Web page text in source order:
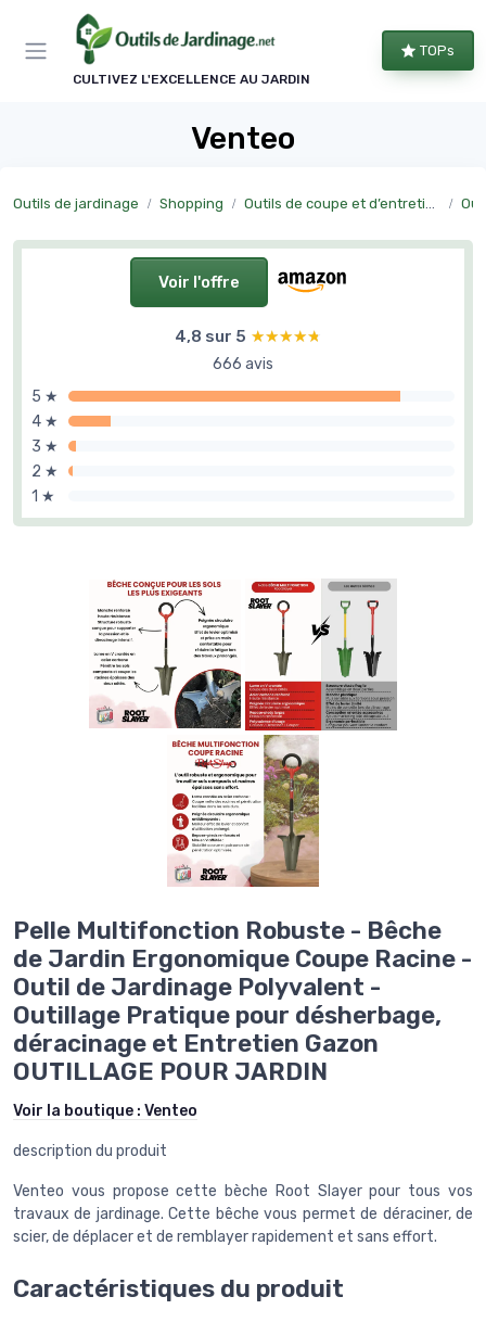
CULTIVEZ L'EXCELLENCE AU JARDIN
TOPs
Venteo
Outils de jardinage Shopping Outils de coupe et d’entretien manuel
Voir l'offre
4,8 sur 5 ★★★★★
★★★★★
666 avis
5 ★
4 ★
3 ★
2 ★
1 ★
Pelle Multifonction Robuste - Bêche
de Jardin Ergonomique Coupe Racine -
Outil de Jardinage Polyvalent -
Outillage Pratique pour désherbage,
déracinage et Entretien Gazon
OUTILLAGE POUR JARDIN
Voir la boutique : Venteo
description du produit
Venteo vous propose cette bèche Root Slayer pour tous vos
travaux de jardinage. Cette bêche vous permet de déraciner, de
scier, de déplacer et de remblayer rapidement et sans effort.
Caractéristiques du produit
Panneau de gestion des cookies